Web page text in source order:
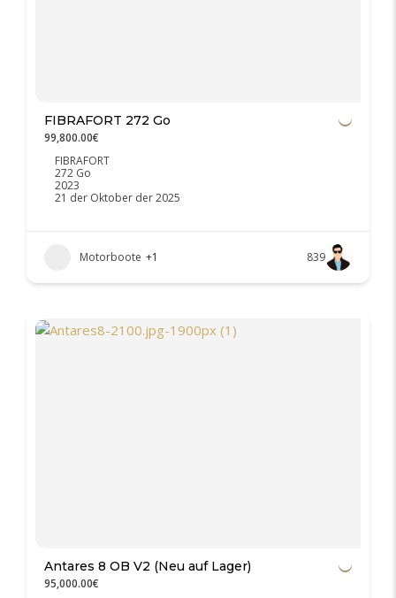
FIBRAFORT 272 Go
99,800.00€
FIBRAFORT
272 Go
2023
21 der Oktober der 2025
Motorboote +1 839
Antares 8 OB V2 (Neu auf Lager)
95,000.00€